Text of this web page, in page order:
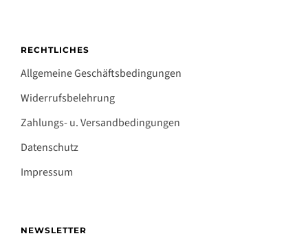
RECHTLICHES
Allgemeine Geschäftsbedingungen
Widerrufsbelehrung
Zahlungs- u. Versandbedingungen
Datenschutz
Impressum
NEWSLETTER